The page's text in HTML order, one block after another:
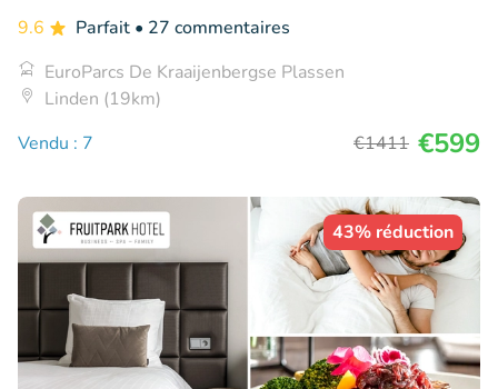
9.6 Parfait • 27 commentaires
EuroParcs De Kraaijenbergse Plassen
Linden (19km)
Vendu : 7
€1411 €599
43% réduction